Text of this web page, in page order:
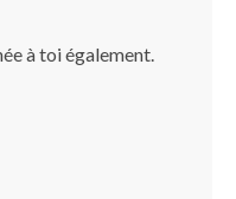
à toi également.